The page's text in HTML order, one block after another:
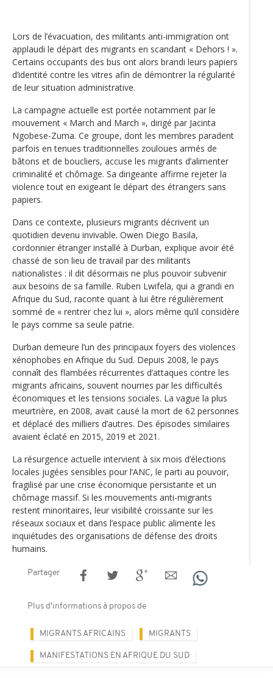
Lors de l’évacuation, des militants anti-immigration ont
applaudi le départ des migrants en scandant « Dehors ! ».
Certains occupants des bus ont alors brandi leurs papiers
d’identité contre les vitres afin de démontrer la régularité
de leur situation administrative.
La campagne actuelle est portée notamment par le
mouvement « March and March », dirigé par Jacinta
Ngobese-Zuma. Ce groupe, dont les membres paradent
parfois en tenues traditionnelles zouloues armés de
bâtons et de boucliers, accuse les migrants d’alimenter
criminalité et chômage. Sa dirigeante affirme rejeter la
violence tout en exigeant le départ des étrangers sans
papiers.
Dans ce contexte, plusieurs migrants décrivent un
quotidien devenu invivable. Owen Diego Basila,
cordonnier étranger installé à Durban, explique avoir été
chassé de son lieu de travail par des militants
nationalistes : il dit désormais ne plus pouvoir subvenir
aux besoins de sa famille. Ruben Lwifela, qui a grandi en
Afrique du Sud, raconte quant à lui être régulièrement
sommé de « rentrer chez lui », alors même qu’il considère
le pays comme sa seule patrie.
Durban demeure l’un des principaux foyers des violences
xénophobes en Afrique du Sud. Depuis 2008, le pays
connaît des flambées récurrentes d’attaques contre les
migrants africains, souvent nourries par les difficultés
économiques et les tensions sociales. La vague la plus
meurtrière, en 2008, avait causé la mort de 62 personnes
et déplacé des milliers d’autres. Des épisodes similaires
avaient éclaté en 2015, 2019 et 2021.
La résurgence actuelle intervient à six mois d’élections
locales jugées sensibles pour l’ANC, le parti au pouvoir,
fragilisé par une crise économique persistante et un
chômage massif. Si les mouvements anti-migrants
restent minoritaires, leur visibilité croissante sur les
réseaux sociaux et dans l’espace public alimente les
inquiétudes des organisations de défense des droits
humains.
Partager
Plus d'informations à propos de
MIGRANTS AFRICAINS MIGRANTS
MANIFESTATIONS EN AFRIQUE DU SUD